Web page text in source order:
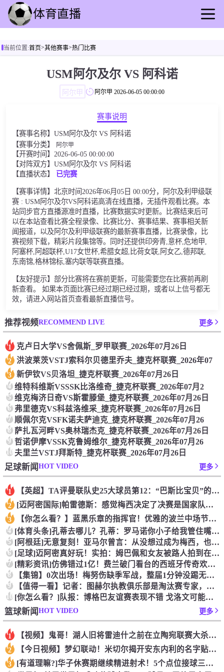
足球直播
其他赛事
当前位置:首页>其他赛事>热门比赛
USM阿尔及尔 VS 阿科诺
阿尔甲 阿尔甲 2026-06-05 00:00:00
赛事说明
【赛事名称】USM阿尔及尔 VS 阿科诺
【赛事分类】
阿尔甲
【开赛时间】2026-06-05 00:00:00
【对阵双方】USM阿尔及尔 VS 阿科诺
【直播状态】
已完赛
【赛事详情】北京时间2026年06月05日 00:00分，阿尔及利甲级联
赛 : USM阿尔及尔VS阿科诺高清在线直播，无插件观看比赛。本
站同步官方直播源准时直播，比赛数据实时更新。比赛结束后可
以在本站查看比赛全程录像、比赛比分、赛事结果、赛事相关新
闻报道，以及阿尔及利甲级联赛的最新赛事直播，比赛录像，比
赛视频下载，精彩片段集锦等。同时还提供印旁青,意杯,危地甲,
阿塞杯,阿超联杯,U17女世杯,希腊女超,比荷女联,阿女乙,德邦联,
东南锦,格林锦标,塞内联等联赛直播。
【友好提示】部分比赛将在赛前更新，可能需要您在比赛前再刷
新查看。 如果本页面比赛已经过期已经过期，或者以上信号都无
效，请进入网站首页查看最新直播信号。
推荐视频RECOMMEND LIVE 更多
1 克卢日大学VS舍佩斯_罗甲联赛_2026年07月26日
2 洪波莱茨VSTJ索科尔贝德里乔夫_捷克杯联赛_2026年07
3 新伊钦VS贝洛坦_捷克杯联赛_2026年07月26日
4 维特科维斯VSSSK比洛维奇_捷克杯联赛_2026年07月2
5 维克梅济日奇VS斯霍滕堡_捷克杯联赛_2026年07月26日
6 弗里德克VS科兹洛维采_捷克杯联赛_2026年07月26日
7 顺佩尔克VSFK诺夫萨迪克_捷克杯联赛_2026年07月26
8 萨扎瓦河畔VS奥林瑞杰克_捷克杯联赛_2026年07月26日
9 哲诺伊摩VSSK克鲁姆维尔_捷克杯联赛_2026年07月26
10 夫里兰VSTJ拜斯特_捷克杯联赛_2026年07月26日
足球新闻HOT VIDEO 更多
1 【英超】TA评曼联队史25大球员第12：“巴斯比宝贝”的绝佳
2 [迈阿密国际]帕雷德斯：感觉梅西决定了决赛是国家队最后一战，
3 【你怎么看？】蓝黑乐章的指挥官！优雅的波兰中场节拍器！
4 [体育头条]孔蒂去哪儿？孔蒂：罗马诺你小子给我管住嘴哈！
5 [阿根廷]无意复刻！亚马尔曾言：从没想过成为梅西，也不会穿他
6 [足球]迈阿密真好玩！实拍：姆巴佩和女友被路人拍到在夜店狂欢
7 [精彩资讯]仿佛错过1亿！费兰破门看台的西班牙传奇欢呼，拉莫
8 【集锦】0次出场！梅努伤缺季军战，整届1分钟没踢无缘世界杯首
9 【值得一看】记者：图赫尔执教俱乐部是淘汰赛专家，但在真正压力
10 [你怎么看？]队报：博格巴友谊赛表现不错 戈洛文可能加盟沙特
篮球新闻HOT VIDEO 更多
1 【视频】鬼哥！湖人旧将雷迪什之前在立陶宛联赛大杀四方
2 【今日视频】梦幻联动！米切尔揭开安东内利的名字贴纸！
3 [有道理嘛?]华子休赛期继续精进射术！5个点位接球三分全部命